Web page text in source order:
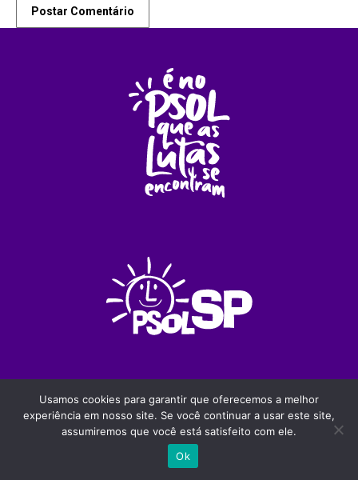
Postar Comentário
Usamos cookies para garantir que oferecemos a melhor
experiência em nosso site. Se você continuar a usar este site,
assumiremos que você está satisfeito com ele.
Ok